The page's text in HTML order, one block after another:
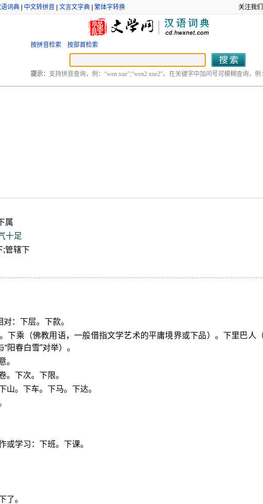
词典| 中文转拼音| 文言文字典| 繁体字转换 关注我们
按拼音检索 按部首检索
提示： 支持拼音查询，例：“wen xue”;“wen2 xue2”。在关键字中加问号可模糊查询，例
属
十足
;管辖下
：下层。下款。
下乘（佛教用语，一般借指文学艺术的平庸境界或下品）。下里巴人
阳春白雪”对举）。
。
下次。下限。
。下车。下马。下达。
学习：下班。下课。
了。